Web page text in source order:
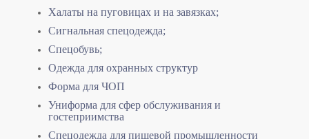
Халаты на пуговицах и на завязках;
Сигнальная спецодежда;
Спецобувь;
Одежда для охранных структур
Форма для ЧОП
Униформа для сфер обслуживания и
гостеприимства
Спецодежда для пищевой промышленности